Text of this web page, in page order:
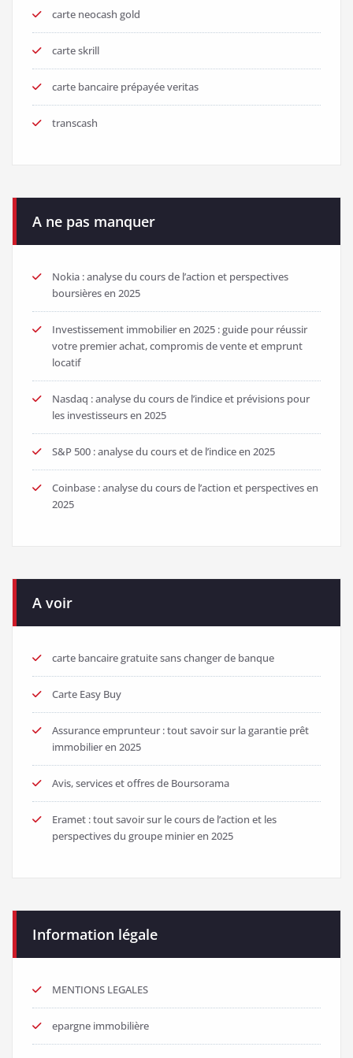
carte neocash gold
carte skrill
carte bancaire prépayée veritas
transcash
A ne pas manquer
Nokia : analyse du cours de l’action et perspectives
boursières en 2025
Investissement immobilier en 2025 : guide pour réussir
votre premier achat, compromis de vente et emprunt
locatif
Nasdaq : analyse du cours de l’indice et prévisions pour
les investisseurs en 2025
S&P 500 : analyse du cours et de l’indice en 2025
Coinbase : analyse du cours de l’action et perspectives en
2025
A voir
carte bancaire gratuite sans changer de banque
Carte Easy Buy
Assurance emprunteur : tout savoir sur la garantie prêt
immobilier en 2025
Avis, services et offres de Boursorama
Eramet : tout savoir sur le cours de l’action et les
perspectives du groupe minier en 2025
Information légale
MENTIONS LEGALES
epargne immobilière